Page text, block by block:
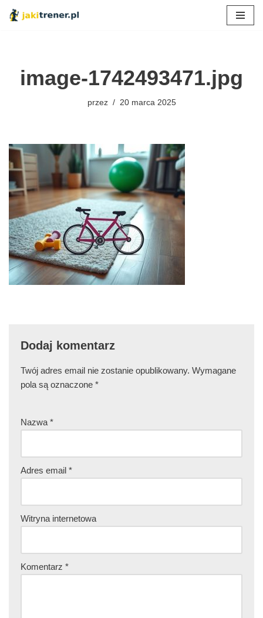
image-1742493471.jpg
przez 20 marca 2025
Dodaj komentarz
Twój adres email nie zostanie opublikowany. Wymagane
pola są oznaczone *
Nazwa *
Adres email *
Witryna internetowa
Komentarz *